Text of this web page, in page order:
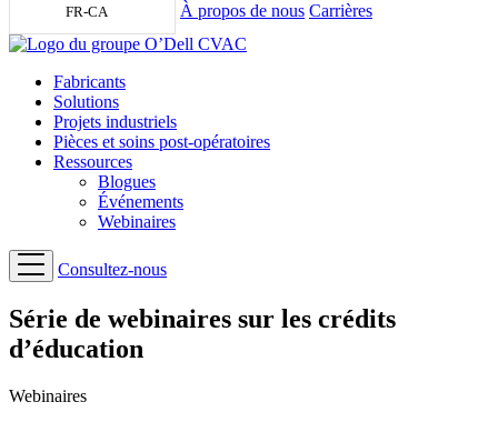
FR-CA À propos de nous Carrières
Fabricants
Solutions
Projets industriels
Pièces et soins post-opératoires
Ressources
Blogues
Événements
Webinaires
Consultez-nous
Série de webinaires sur les crédits
d’éducation
Webinaires